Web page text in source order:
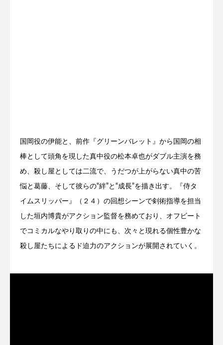
国岡役の伊能と、前作『グリーンバレット』から国岡の相
棒として頭角を現した真中役の松本卓也がダブル主演を務
め、殺し屋としては二流で、うだつが上がらない真中の苦
悩と葛藤、そして彼らの“絆”と“成長”を描き出す。『侍タ
イムスリッパー』（２４）の回想シーンで剣術指導を担当
した垣内博貴がアクション監督を務めており、オフビート
でコミカルなやり取りの中にも、次々と現れる個性豊かな
殺し屋たちによるド迫力のアクションが展開されていく。